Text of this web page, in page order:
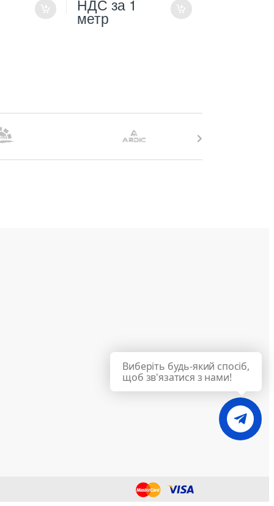
НДС за 1
метр
Виберіть будь-який спосіб,
щоб зв'язатися з нами!